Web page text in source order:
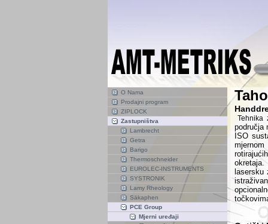
O Nama
Prodajni program
ZIPLOCK
Zastupništva
Lambrecht
Getra
Barigo
Thermoschneider
EUROLEC-INSTRUMENTS
SYSTRONIK
Lamy Rheology
Säkaphen
PCE Group
Mjerni uređaji
Tehnika
područja
ISO